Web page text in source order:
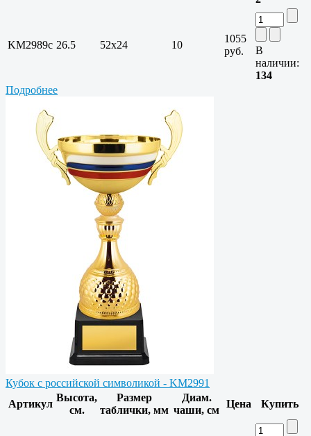
KM2989c 26.5 52х24 10
1055
руб.
В
наличии:
134
Подробнее
Кубок с российской символикой - KM2991
Артикул
Высота,
см.
Размер
таблички, мм
Диам.
чаши, см
Цена Купить